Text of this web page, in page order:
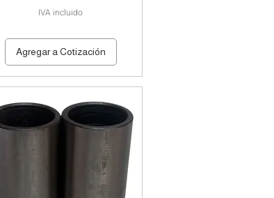
IVA incluido
Agregar a Cotización